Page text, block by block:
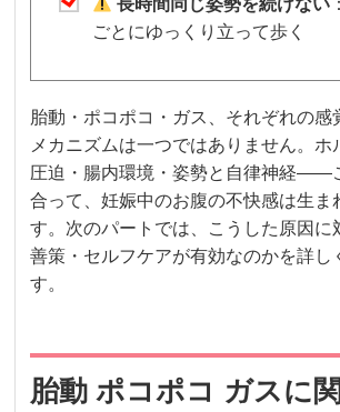
長時間同じ姿勢を続けない
ごとにゆっくり立って歩く
胎動・ポコポコ・ガス、それぞれの感
メカニズムは一つではありません。ホ
圧迫・腸内環境・姿勢と自律神経——
合って、妊娠中のお腹の不快感は生ま
す。次のパートでは、こうした原因に
善策・セルフケアが有効なのかを詳し
す。
胎動 ポコポコ ガスに